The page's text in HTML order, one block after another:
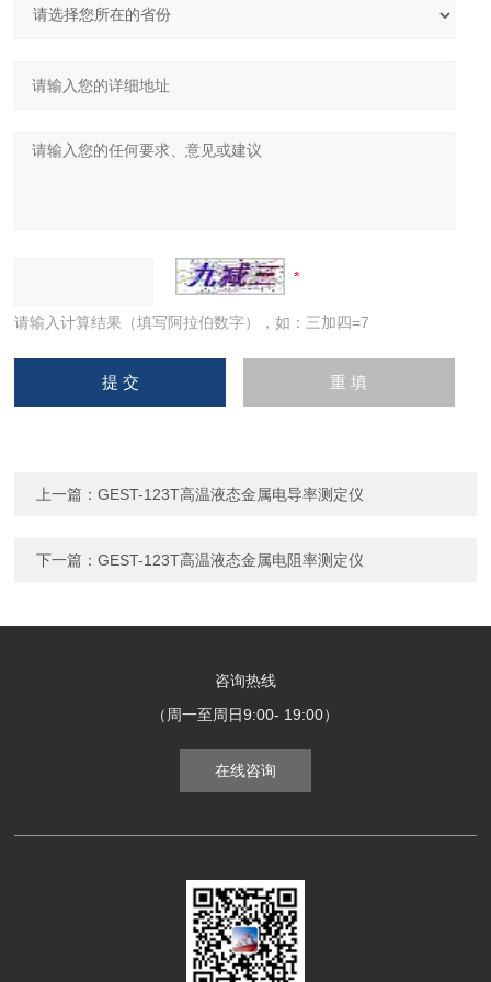
请输入计算结果（填写阿拉伯数字），如：三加四=7
上一篇：GEST-123T高温液态金属电导率测定仪
下一篇：GEST-123T高温液态金属电阻率测定仪
咨询热线
（周一至周日9:00- 19:00）
在线咨询